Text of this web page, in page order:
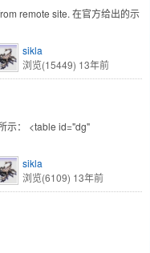
remote site. 在官方给出的示
sikla
浏览(15449) 13年前
示： <table id="dg"
sikla
浏览(6109) 13年前